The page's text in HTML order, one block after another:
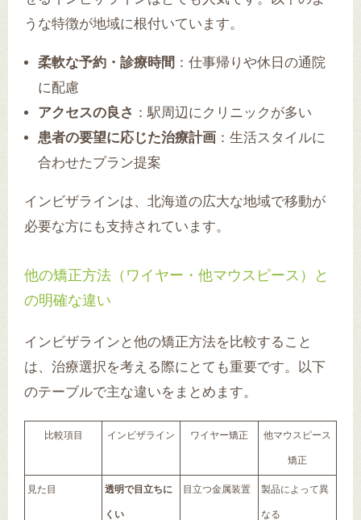
うな特徴が地域に根付いています。
柔軟な予約・診療時間 ：仕事帰りや休日の通院
に配慮
アクセスの良さ ：駅周辺にクリニックが多い
患者の要望に応じた治療計画 ：生活スタイルに
合わせたプラン提案
インビザラインは、北海道の広大な地域で移動が
必要な方にも支持されています。
他の矯正方法（ワイヤー・他マウスピース）と
の明確な違い
インビザラインと他の矯正方法を比較すること
は、治療選択を考える際にとても重要です。以下
のテーブルで主な違いをまとめます。
比較項目 インビザライン ワイヤー矯正 他マウスピース
矯正
見た目 透明で目立ちに
くい
目立つ金属装置 製品によって異
なる